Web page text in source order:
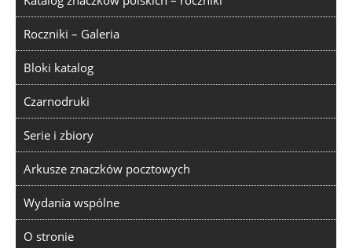
Roczniki – Galeria
Bloki katalog
Czarnodruki
Serie i zbiory
Arkusze znaczków pocztowych
Wydania wspólne
O stronie